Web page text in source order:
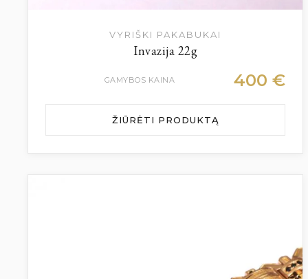
VYRIŠKI PAKABUKAI
Invazija 22g
GAMYBOS KAINA 400€
ŽIŪRĖTI PRODUKTĄ